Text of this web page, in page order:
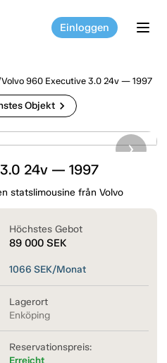
Einloggen
Volvo 960 Executive 3.0 24v — 1997
Objekt chevron_right
24v — 1997
statslimousine från Volvo
Höchstes Gebot
89 000 SEK
1066 SEK/Monat
Lagerort
Enköping
Reservationspreis:
Erreicht